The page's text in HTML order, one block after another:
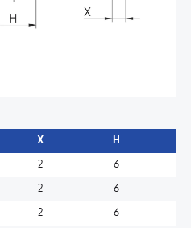
X H
2 6
2 6
2 6